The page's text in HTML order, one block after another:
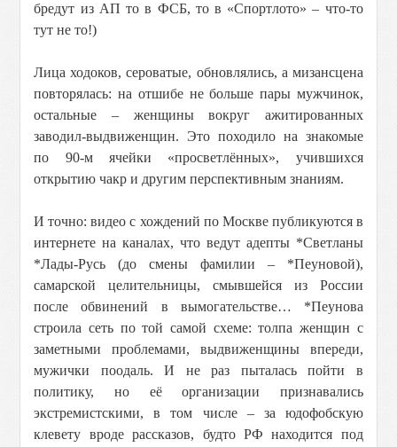
бредут из АП то в ФСБ, то в «Спортлото» – что-то
тут не то!)
Лица ходоков, сероватые, обновлялись, а мизансцена
повторялась: на отшибе не больше пары мужчинок,
остальные – женщины вокруг ажитированных
заводил-выдвиженщин. Это походило на знакомые
по 90-м ячейки «просветлённых», учившихся
открытию чакр и другим перспективным знаниям.
И точно: видео с хождений по Москве публикуются в
интернете на каналах, что ведут адепты *Светланы
*Лады-Русь (до смены фамилии – *Пеуновой),
самарской целительницы, смывшейся из России
после обвинений в вымогательстве… *Пеунова
строила сеть по той самой схеме: толпа женщин с
заметными проблемами, выдвиженщины впереди,
мужички поодаль. И не раз пыталась пойти в
политику, но её организации признавались
экстремистскими, в том числе – за юдофобскую
клевету вроде рассказов, будто РФ находится под